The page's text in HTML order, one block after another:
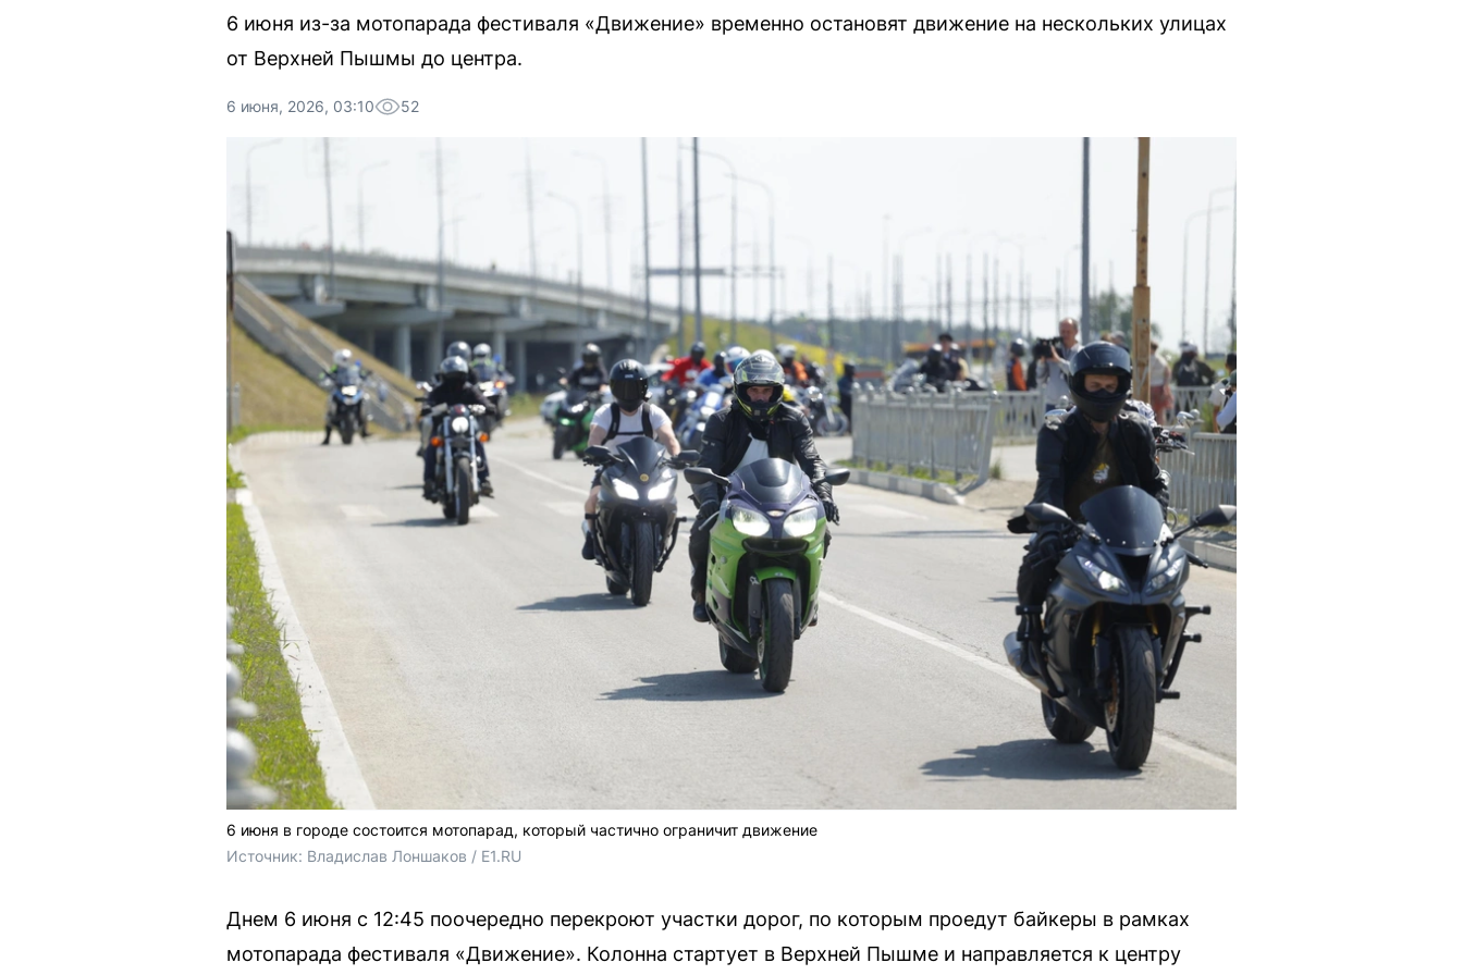
6 июня из-за мотопарада фестиваля «Движение» временно остановят движение на нескольких улицах
от Верхней Пышмы до центра.
6 июня, 2026, 03:10 52
6 июня в городе состоится мотопарад, который частично ограничит движение
Источник: Владислав Лоншаков / E1.RU
Днем 6 июня с 12:45 поочередно перекроют участки дорог, по которым проедут байкеры в рамках
мотопарада фестиваля «Движение». Колонна стартует в Верхней Пышме и направляется к центру